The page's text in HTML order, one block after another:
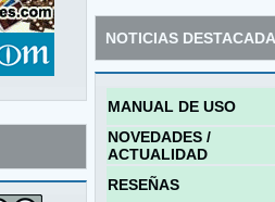
NOTICIAS
MANUAL DE USO
NOVEDADES /
ACTUALIDAD
RESEÑAS